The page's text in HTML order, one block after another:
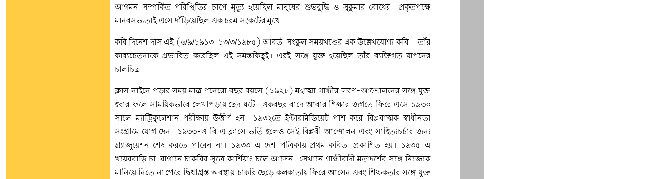
আগমন সম্পর্কিত পরিস্থিতির চাপে মৃত্যু হয়েছিল মানুষের শুভবুদ্ধি ও সুকুমার বোধের। প্রকৃতপক্ষে
মানবসভ্যতাই এসে দাঁড়িয়েছিল এক চরম সংকটের মুখে।
কবি দিনেশ দাস এই (৬/৯/১৯১৩-১৩/৩/১৯৮৫) আবর্ত-সংকুল সময়খণ্ডের এক উল্লেখযোগ্য কবি – তাঁর
কাব্যচেতনাকে প্রভাবিত করেছিল এই সমস্তকিছুই। এরই সঙ্গে যুক্ত হয়েছিল তাঁর ব্যক্তিগত যাপনের
চালচিত্র।
ক্লাস নাইনে পড়ার সময় মাত্র পনেরো বছর বয়সে (১৯২৮) মহাত্মা গান্ধীর লবণ-আন্দোলনের সঙ্গে যুক্ত
হবার ফলে সাময়িকভাবে লেখাপড়ায় ছেদ ঘটে। একবছর বাদে আবার শিক্ষার জগতে ফিরে এসে ১৯৩০
সালে ম্যাট্রিকুলেশান পরীক্ষায় উত্তীর্ণ হন। ১৯৩২তে ইন্টারমিডিয়েট পাশ করে বিপ্লবাত্মক স্বাধীনতা
সংগ্রামে যোগ দেন। ১৯৩৩-এ বি এ ক্লাসে ভর্তি হলেও সেই বিপ্লবী আন্দোলন এবং সাহিত্যচর্চার জন্য
গ্র্যাজুয়েশন শেষ করতে পারেন না। ১৯৩৩-এ দেশ পত্রিকায় প্রথম কবিতা প্রকাশিত হয়। ১৯৩৫-এ
খয়েরবাড়ি চা-বাগানে চাকরির সূত্রে কার্শিয়াং চলে আসেন। সেখানে গান্ধীবাদী মতাদর্শের সঙ্গে নিজেকে
মানিয়ে নিতে না পেরে দ্বিধাগ্রস্ত অবস্থায় চাকরি ছেড়ে কলকাতায় ফিরে আসেন এবং শিক্ষকতার সঙ্গে যুক্ত